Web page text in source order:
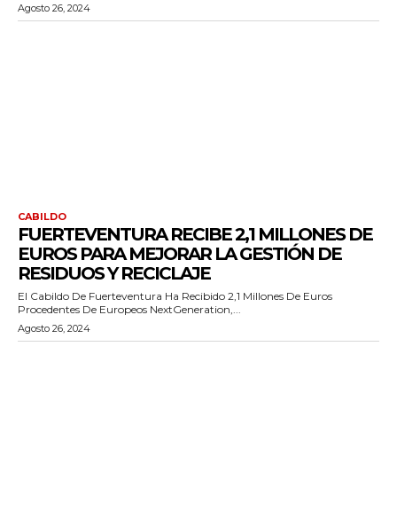
Agosto 26, 2024
CABILDO
FUERTEVENTURA RECIBE 2,1 MILLONES DE
EUROS PARA MEJORAR LA GESTIÓN DE
RESIDUOS Y RECICLAJE
El Cabildo De Fuerteventura Ha Recibido 2,1 Millones De Euros
Procedentes De Europeos NextGeneration,...
Agosto 26, 2024